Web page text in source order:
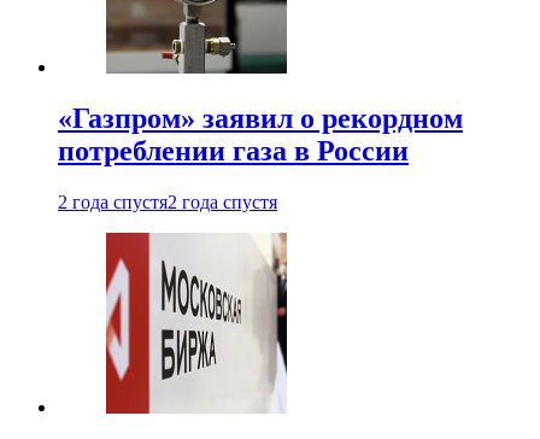
«Газпром» заявил о рекордном
потреблении газа в России
2 года спустя2 года спустя